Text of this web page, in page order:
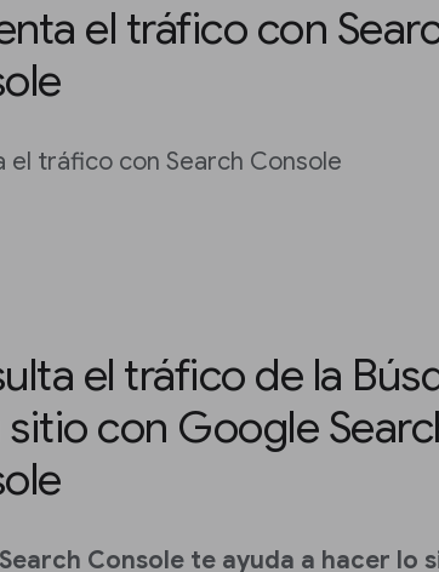
el tráfico con
el tráfico con Search Console
el tráfico de la
con Google
Console te ayuda a hacer lo